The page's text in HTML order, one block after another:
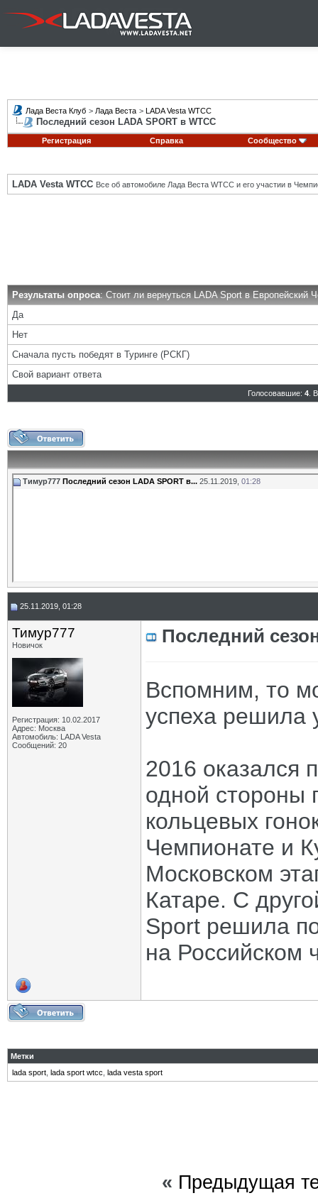
Лада Веста Клуб > Лада Веста > LADA Vesta WTCC
Последний сезон LADA SPORT в WTCC
Регистрация Справка Сообщество
LADA Vesta WTCC Все об автомобиле Лада Веста WTCC и его участии в
Результаты опроса: Стоит ли вернуться LADA Sport в Европейский
Да
Нет
Сначала пусть победят в Туринге (РСКГ)
Свой вариант ответа
Голосовавшие: 4.
Тимур777 Последний сезон LADA SPORT в... 25.11.2019, 01:28
25.11.2019, 01:28
Тимур777
Новичок
Регистрация: 10.02.2017
Адрес: Москва
Автомобиль: LADA Vesta
Сообщений: 20
Последний
Вспомним, то
успеха решила
2016 оказался
одной стороны
кольцевых
Чемпионате и
Московском
Катаре. С
Sport решила
на Российском
Метки
lada sport lada sport wtcc lada vesta sport
« Предыдущая